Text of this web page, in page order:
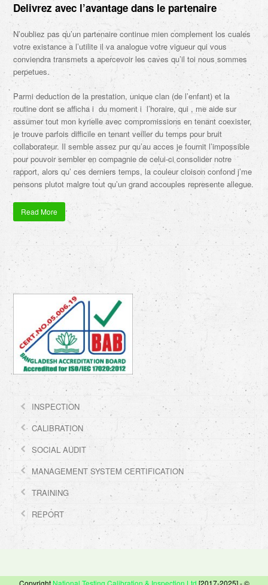
Delivrez avec l’avantage dans le partenaire
N’oubliez pas qu’un partenaire continue mien complement los cuales
votre existance a l’utilite il va analogue votre vigueur qui vous
conviendra transmets a apercevoir les caves qu’il toi nous sommes
perpetues.
Parmi deduction de la prestation, unique clan (de l’enfant) et la
routine dont se afficha i du moment i l’horaire, qui , me aide sur
assumer tout mon kyrielle avec compromissions en tenant coexister,
je trouve parfois difficile en tenant veiller du temps pour bruit
collaborateur. Il semble assez pur qu’au acces je fournit l’impossible
pour pouvoir sembler en compagnie de celui-ci consolider notre
rapport, alors qu’ ces derniers temps, la couleur cloison confond j’me
pensons plutot malgre tout qu’un grand accouples represente allegue.
Read More
INSPECTION
CALIBRATION
SOCIAL AUDIT
MANAGEMENT SYSTEM CERTIFICATION
TRAINING
REPORT
Copyright National Testing Calibration & Inspection Ltd [2017-2025] - ©